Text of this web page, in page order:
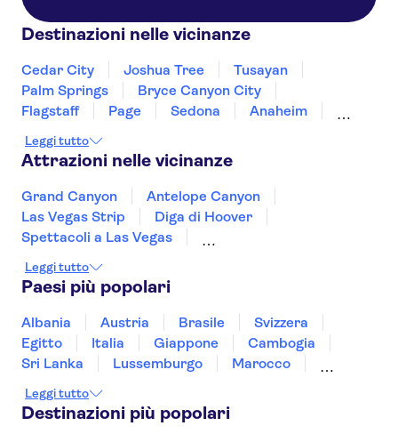
Hilton Garden Inn
Palms
Motel 6 Downtown
Binions
Trump Tower
Planet Hollywood Hotel & Casino
Motel 6
New York New York
Destinazioni nelle vicinanze
Cedar City Joshua Tree
Tusayan
Palm Springs
Bryce Canyon City
Flagstaff
Page Sedona
Anaheim
Fresno
Yosemite
Leggi tutto
Attrazioni nelle vicinanze
Grand Canyon
Antelope Canyon
Las Vegas Strip
Diga di Hoover
Spettacoli a Las Vegas
SUMMIT One Vanderbilt
Statua della Libertà
Intrepid Museum
Memoriale e museo dell'11 settembre
Museo Americano di Storia Naturale
Empire State Building
Leggi tutto
Paesi più popolari
Albania Austria Brasile
Svizzera
Egitto
Italia Giappone
Cambogia
Sri Lanka
Lussemburgo
Marocco
Slovenia
Thailandia Tunisia
Vietnam
Leggi tutto
Destinazioni più popolari